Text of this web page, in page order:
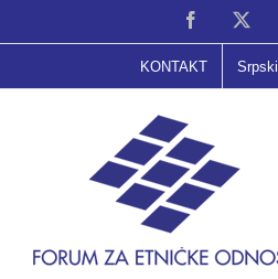
Facebook
KONTAKT Srpski